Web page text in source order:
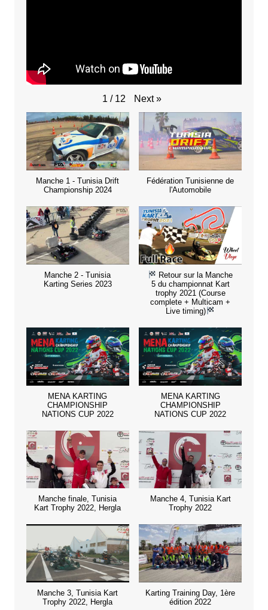
1 / 12 Next »
Manche 1 - Tunisia Drift
Championship 2024
Fédération Tunisienne de
l'Automobile
Manche 2 - Tunisia
Karting Series 2023
Retour sur la Manche
5 du championnat Kart
trophy 2021 (Course
complete + Multicam +
Live timing)
MENA KARTING
CHAMPIONSHIP
NATIONS CUP 2022
MENA KARTING
CHAMPIONSHIP
NATIONS CUP 2022
Manche finale, Tunisia
Kart Trophy 2022, Hergla
Manche 4, Tunisia Kart
Trophy 2022
Manche 3, Tunisia Kart
Trophy 2022, Hergla
Karting Training Day, 1ère
édition 2022